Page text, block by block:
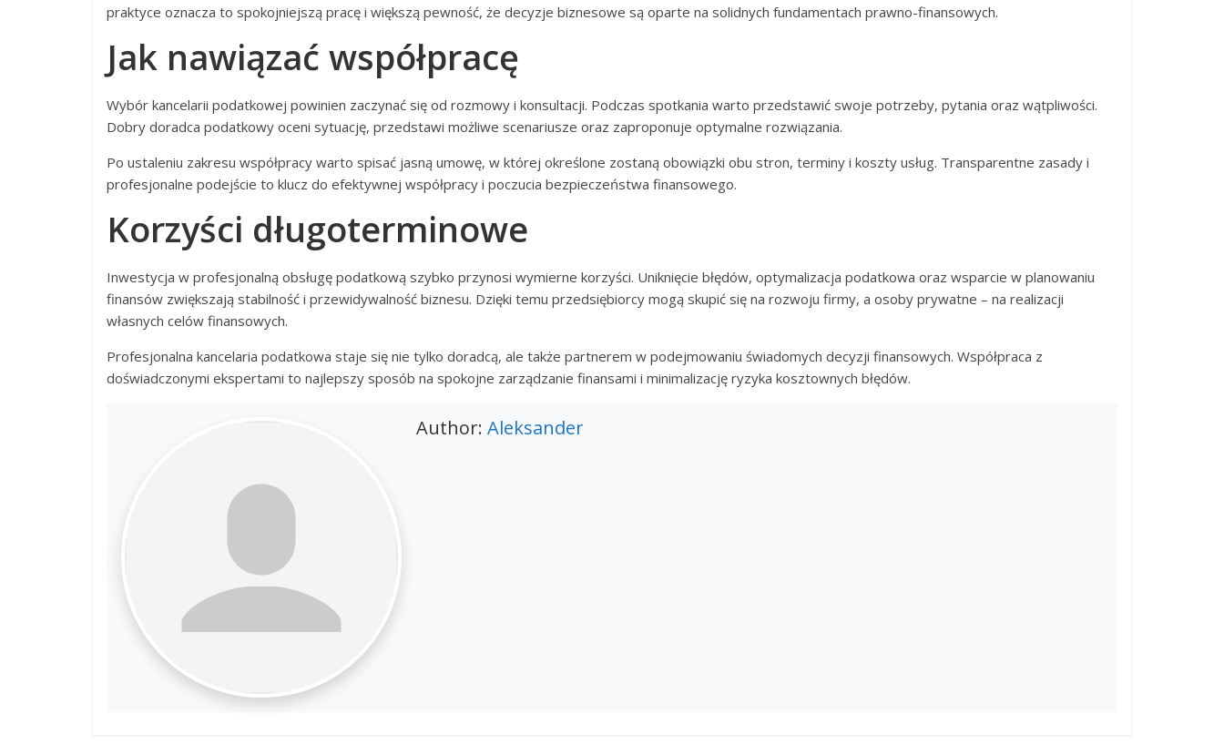
praktyce oznacza to spokojniejszą pracę i większą pewność, że decyzje biznesowe są oparte na solidnych fundamentach prawno-finansowych.
Jak nawiązać współpracę
Wybór kancelarii podatkowej powinien zaczynać się od rozmowy i konsultacji. Podczas spotkania warto przedstawić swoje potrzeby, pytania oraz wątpliwości.
Dobry doradca podatkowy oceni sytuację, przedstawi możliwe scenariusze oraz zaproponuje optymalne rozwiązania.
Po ustaleniu zakresu współpracy warto spisać jasną umowę, w której określone zostaną obowiązki obu stron, terminy i koszty usług. Transparentne zasady i
profesjonalne podejście to klucz do efektywnej współpracy i poczucia bezpieczeństwa finansowego.
Korzyści długoterminowe
Inwestycja w profesjonalną obsługę podatkową szybko przynosi wymierne korzyści. Uniknięcie błędów, optymalizacja podatkowa oraz wsparcie w planowaniu
finansów zwiększają stabilność i przewidywalność biznesu. Dzięki temu przedsiębiorcy mogą skupić się na rozwoju firmy, a osoby prywatne – na realizacji
własnych celów finansowych.
Profesjonalna kancelaria podatkowa staje się nie tylko doradcą, ale także partnerem w podejmowaniu świadomych decyzji finansowych. Współpraca z
doświadczonymi ekspertami to najlepszy sposób na spokojne zarządzanie finansami i minimalizację ryzyka kosztownych błędów.
Author: Aleksander